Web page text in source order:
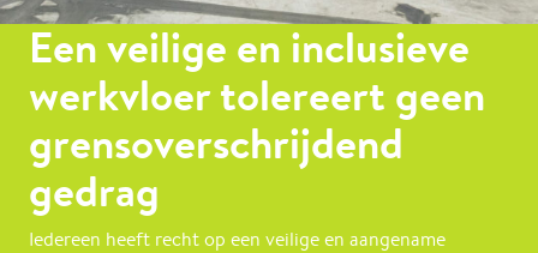
Een veilige en inclusieve
werkvloer tolereert geen
grensoverschrijdend
gedrag
Iedereen heeft recht op een veilige en aangename